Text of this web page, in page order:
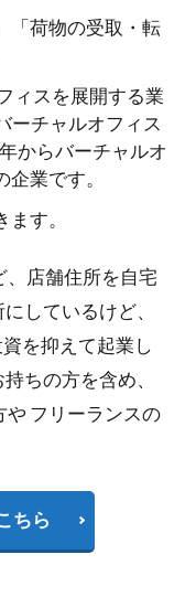
「荷物の受取・転
ィスを展開する業
ーチャルオフィス
からバーチャルオ
業です。
す。
、店舗住所を自宅
しているけど、
を抑えて起業し
ちの方を含め、
フリーランスの
ちら